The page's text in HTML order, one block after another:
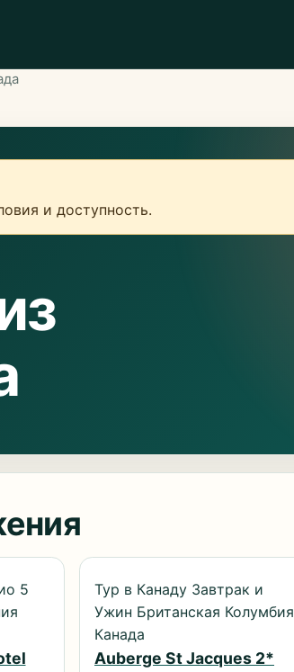
и доступность.
5
Тур в Канаду Завтрак и
Ужин Британская Колумбия
Канада
Auberge St Jacques 2*